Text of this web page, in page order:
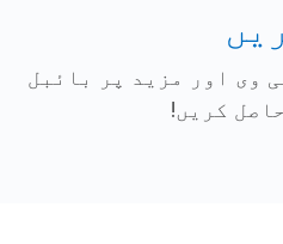
وی اور مزید پر بائبل
کریں!